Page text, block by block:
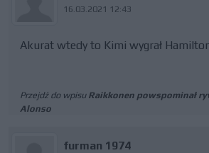
16.03.2021 12:43
Akurat wtedy to Kimi wygrał
Przejdź do wpisu Raikkonen powspominał
Alonso
furman 1974